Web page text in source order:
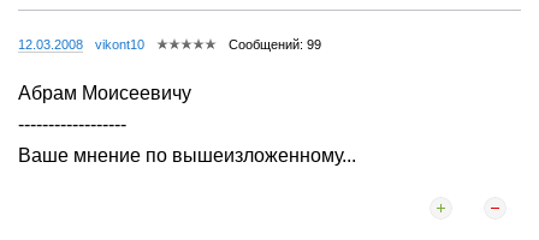
12.03.2008 vikont10 Сообщений: 99
Абрам Моисеевичу
------------------
Ваше мнение по вышеизложенному...